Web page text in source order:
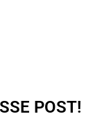
POST!